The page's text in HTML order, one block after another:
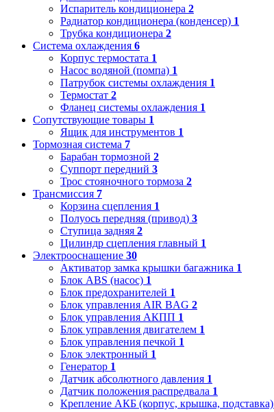
Испаритель кондиционера 2
Радиатор кондиционера (конденсер) 1
Трубка кондиционера 2
Система охлаждения 6
Корпус термостата 1
Насос водяной (помпа) 1
Патрубок системы охлаждения 1
Термостат 2
Фланец системы охлаждения 1
Сопутствующие товары 1
Ящик для инструментов 1
Тормозная система 7
Барабан тормозной 2
Суппорт передний 3
Трос стояночного тормоза 2
Трансмиссия 7
Корзина сцепления 1
Полуось передняя (привод) 3
Ступица задняя 2
Цилиндр сцепления главный 1
Электрооснащение 30
Активатор замка крышки багажника 1
Блок ABS (насос) 1
Блок предохранителей 1
Блок управления AIR BAG 2
Блок управления АКПП 1
Блок управления двигателем 1
Блок управления печкой 1
Блок электронный 1
Генератор 1
Датчик абсолютного давления 1
Датчик положения распредвала 1
Крепление АКБ (корпус, крышка, подставка)